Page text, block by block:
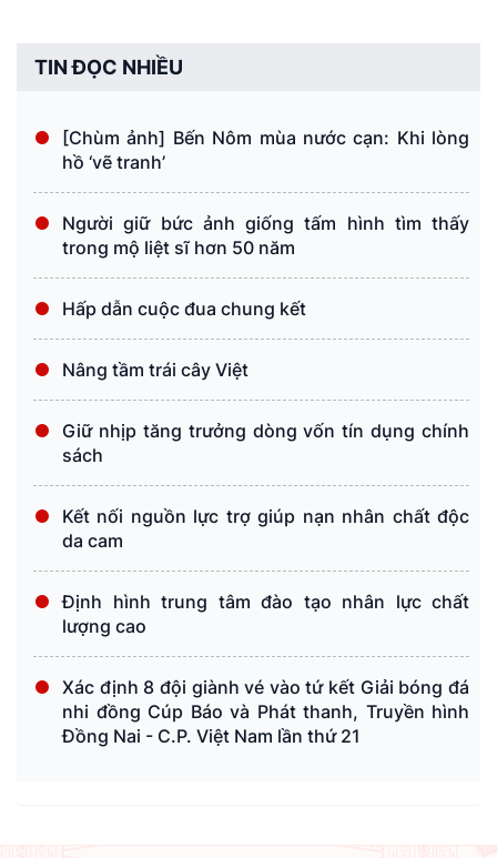
TIN ĐỌC NHIỀU
[Chùm ảnh] Bến Nôm mùa nước cạn: Khi lòng
hồ ‘vẽ tranh’
Người giữ bức ảnh giống tấm hình tìm thấy
trong mộ liệt sĩ hơn 50 năm
Hấp dẫn cuộc đua chung kết
Nâng tầm trái cây Việt
Giữ nhịp tăng trưởng dòng vốn tín dụng chính
sách
Kết nối nguồn lực trợ giúp nạn nhân chất độc
da cam
Định hình trung tâm đào tạo nhân lực chất
lượng cao
Xác định 8 đội giành vé vào tứ kết Giải bóng đá
nhi đồng Cúp Báo và Phát thanh, Truyền hình
Đồng Nai - C.P. Việt Nam lần thứ 21